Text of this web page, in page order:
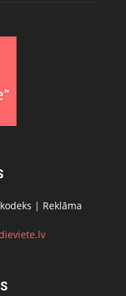
| Reklāma